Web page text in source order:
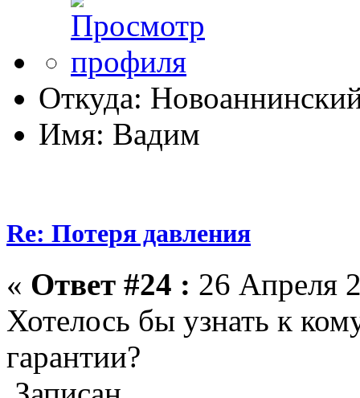
Откуда:
Имя: Вадим
Re: Потеря давления
« Ответ #24 : 26 Апреля
Хотелось бы узнать к
гарантии?